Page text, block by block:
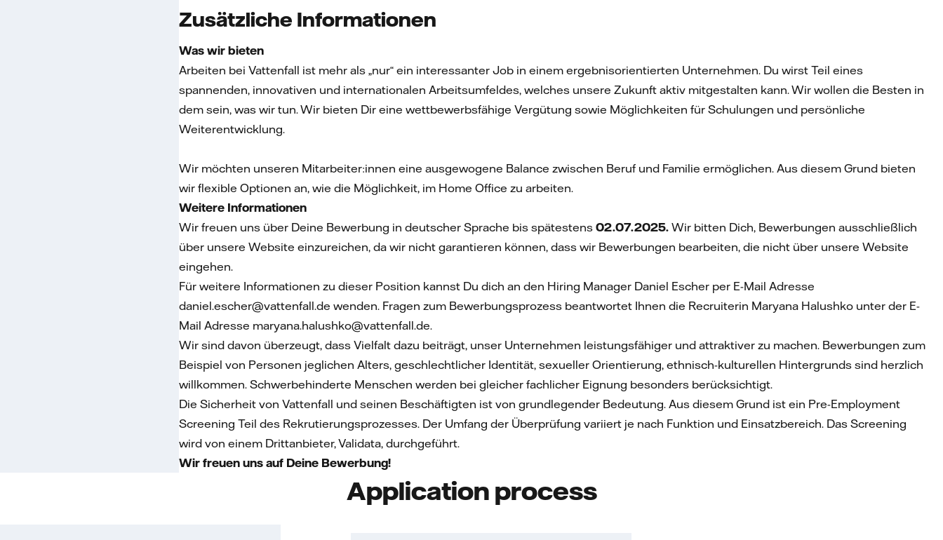
Zusätzliche Informationen
Was wir bieten
Arbeiten bei Vattenfall ist mehr als „nur“ ein interessanter Job in einem ergebnisorientierten Unternehmen. Du wirst Teil eines
spannenden, innovativen und internationalen Arbeitsumfeldes, welches unsere Zukunft aktiv mitgestalten kann. Wir wollen die Besten in
dem sein, was wir tun. Wir bieten Dir eine wettbewerbsfähige Vergütung sowie Möglichkeiten für Schulungen und persönliche
Weiterentwicklung.
Wir möchten unseren Mitarbeiter:innen eine ausgewogene Balance zwischen Beruf und Familie ermöglichen. Aus diesem Grund bieten
wir flexible Optionen an, wie die Möglichkeit, im Home Office zu arbeiten.
Weitere Informationen
Wir freuen uns über Deine Bewerbung in deutscher Sprache bis spätestens02.07.2025. Wir bitten Dich, Bewerbungen ausschließlich
über unsere Website einzureichen, da wir nicht garantieren können, dass wir Bewerbungen bearbeiten, die nicht über unsere Website
eingehen.
Für weitere Informationen zu dieser Position kannst Du dich an den Hiring Manager Daniel Escher per E-Mail Adresse
daniel.escher@vattenfall.de wenden. Fragen zum Bewerbungsprozess beantwortet Ihnen die Recruiterin Maryana Halushko unter der E-
Mail Adresse maryana.halushko@vattenfall.de.
Wir sind davon überzeugt, dass Vielfalt dazu beiträgt, unser Unternehmen leistungsfähiger und attraktiver zu machen. Bewerbungen zum
Beispiel von Personen jeglichen Alters, geschlechtlicher Identität, sexueller Orientierung, ethnisch-kulturellen Hintergrunds sind herzlich
willkommen. Schwerbehinderte Menschen werden bei gleicher fachlicher Eignung besonders berücksichtigt.
Die Sicherheit von Vattenfall und seinen Beschäftigten ist von grundlegender Bedeutung. Aus diesem Grund ist ein Pre-Employment
Screening Teil des Rekrutierungsprozesses. Der Umfang der Überprüfung variiert je nach Funktion und Einsatzbereich. Das Screening
wird von einem Drittanbieter, Validata, durchgeführt.
Wir freuen uns auf Deine Bewerbung!
Application process